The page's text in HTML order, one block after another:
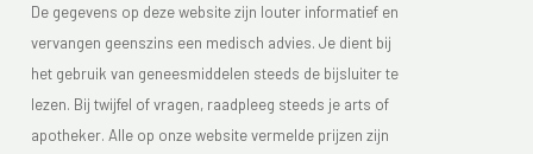
De gegevens op deze website zijn louter informatief en
vervangen geenszins een medisch advies. Je dient bij
het gebruik van geneesmiddelen steeds de bijsluiter te
lezen. Bij twijfel of vragen, raadpleeg steeds je arts of
apotheker. Alle op onze website vermelde prijzen zijn